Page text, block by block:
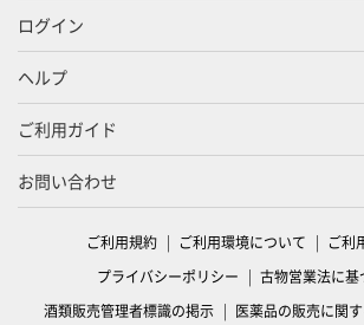
ログイン
ヘルプ
ご利用ガイド
お問い合わせ
ご利用規約 ご利用環境について
ご利
プライバシーポリシー
古物営業法に基
酒類販売管理者標識の掲示
医薬品の販売に関